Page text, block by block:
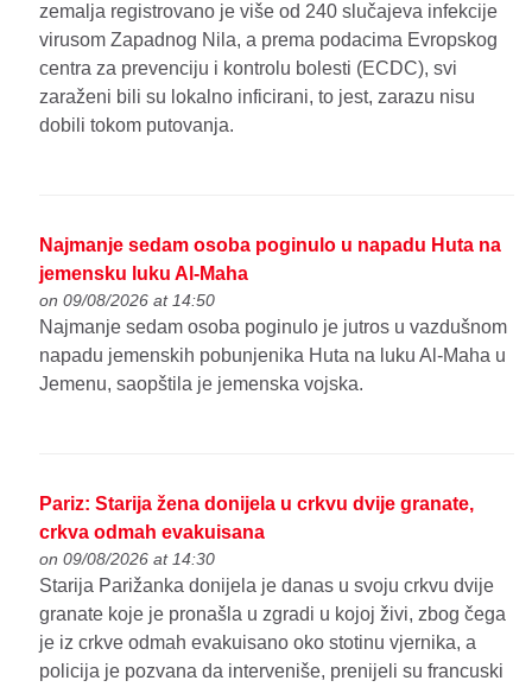
zemalja registrovano je više od 240 slučajeva infekcije
virusom Zapadnog Nila, a prema podacima Evropskog
centra za prevenciju i kontrolu bolesti (ECDC), svi
zaraženi bili su lokalno inficirani, to jest, zarazu nisu
dobili tokom putovanja.
Najmanje sedam osoba poginulo u napadu Huta na
jemensku luku Al-Maha
on 09/08/2026 at 14:50
Najmanje sedam osoba poginulo je jutros u vazdušnom
napadu jemenskih pobunjenika Huta na luku Al-Maha u
Jemenu, saopštila je jemenska vojska.
Pariz: Starija žena donijela u crkvu dvije granate,
crkva odmah evakuisana
on 09/08/2026 at 14:30
Starija Parižanka donijela je danas u svoju crkvu dvije
granate koje je pronašla u zgradi u kojoj živi, zbog čega
je iz crkve odmah evakuisano oko stotinu vjernika, a
policija je pozvana da interveniše, prenijeli su francuski